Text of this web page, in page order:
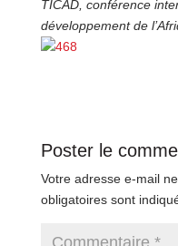
TICAD, conférence
développement de
Poster le
Votre adresse e-mail
obligatoires sont